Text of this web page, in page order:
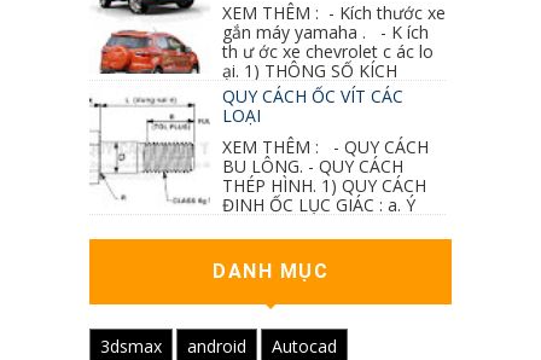
XEM THÊM : - Kích thước xe
gắn máy yamaha . - K ích
th ư ớc xe chevrolet c ác lo
ại. 1) THÔNG SỐ KÍCH
QUY CÁCH ỐC VÍT CÁC
LOẠI
XEM THÊM : - QUY CÁCH
BU LÔNG. - QUY CÁCH
THÉP HÌNH. 1) QUY CÁCH
ĐINH ỐC LỤC GIÁC : a. Ý
DANH MỤC
3dsmax android
Autocad